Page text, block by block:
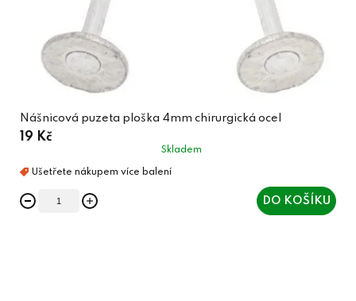
Nášnicová puzeta ploška 4mm chirurgická ocel
19 Kč
Skladem
DO KOŠÍKU